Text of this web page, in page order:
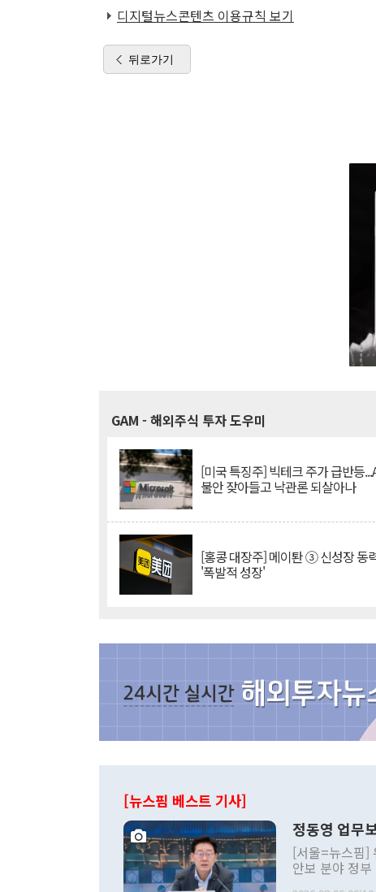
디지털뉴스콘텐츠 이용규칙 보기
뒤로가기
GAM - 해외주식 투자 도우미
[미국 특징주] 빅테크 주가 급반등
불안 잦아들고 낙관론 되살아나
[홍콩 대장주] 메이퇀 ③ 신성장 동
'폭발적 성장'
[뉴스핌 베스트 기사]
정동영 업무
[서울=뉴스핌]
안보 분야 정